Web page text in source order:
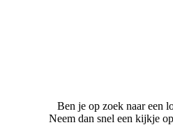
Ben je op zoek naar een
Neem dan snel een kijkje